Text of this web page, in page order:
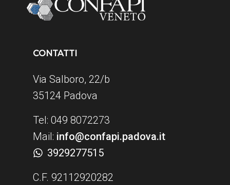
CONTATTI
Via Salboro, 22/b
35124 Padova
Tel: 049 8072273
Mail: info@confapi.padova.it
3929277515
C.F. 92112920282